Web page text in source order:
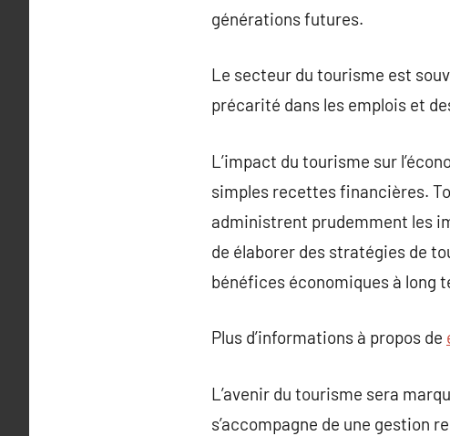
générations futures.
Le secteur du tourisme est
précarité dans les emplois et
L’impact du tourisme sur
simples recettes financières.
administrent prudemment les
de élaborer des stratégies de
bénéfices économiques à long
Plus d’informations à propos de
L’avenir du tourisme sera
s’accompagne de une gestion